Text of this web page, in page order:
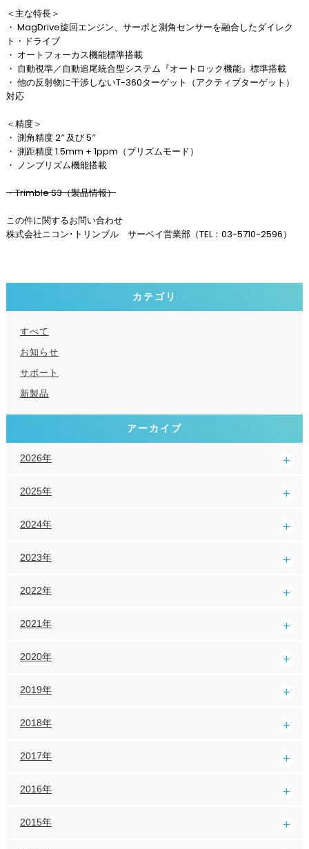
＜主な特長＞
・ MagDrive旋回エンジン、サーボと測角センサーを融合したダイレク
ト・ドライブ
・ オートフォーカス機能標準搭載
・ 自動視準／自動追尾統合型システム『オートロック機能』標準搭載
・ 他の反射物に干渉しないT-360ターゲット（アクティブターゲット）
対応
＜精度＞
・ 測角精度 2″ 及び 5″
・ 測距精度 1.5mm + 1ppm（プリズムモード）
・ ノンプリズム機能搭載
・Trimble S3（製品情報）
この件に関するお問い合わせ
株式会社ニコン･トリンブル サーベイ営業部（TEL：03-5710-2596）
カテゴリ
すべて
お知らせ
サポート
新製品
アーカイブ
2026年
2025年
2024年
2023年
2022年
2021年
2020年
2019年
2018年
2017年
2016年
2015年